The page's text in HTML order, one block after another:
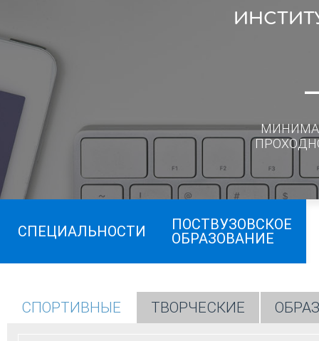
СПЕЦИАЛЬНОСТИ
ПОСТВУЗОВСКОЕ
ОБРАЗОВАНИЕ
СПОРТИВНЫЕ ТВОРЧЕСКИЕ